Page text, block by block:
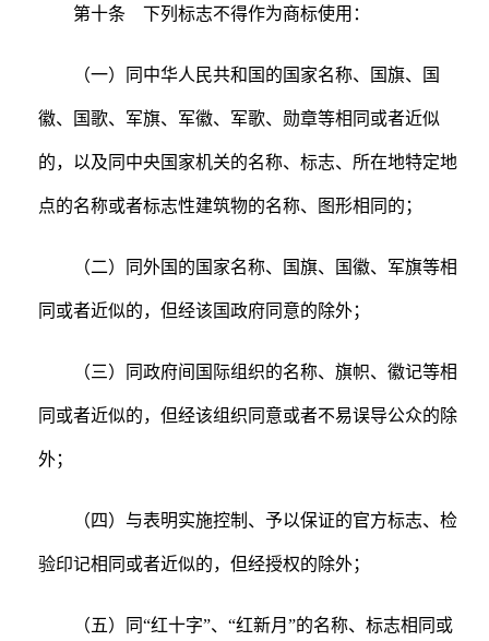
第十条 下列标志不得作为商标使用：
（一）同中华人民共和国的国家名称、国旗、国
徽、国歌、军旗、军徽、军歌、勋章等相同或者近似
的，以及同中央国家机关的名称、标志、所在地特定地
点的名称或者标志性建筑物的名称、图形相同的；
（二）同外国的国家名称、国旗、国徽、军旗等相
同或者近似的，但经该国政府同意的除外；
（三）同政府间国际组织的名称、旗帜、徽记等相
同或者近似的，但经该组织同意或者不易误导公众的除
外；
（四）与表明实施控制、予以保证的官方标志、检
验印记相同或者近似的，但经授权的除外；
（五）同“红十字”、“红新月”的名称、标志相同或